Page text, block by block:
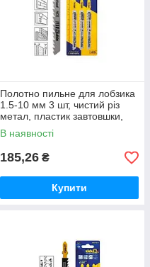
Полотно пильне для лобзика
1.5-10 мм 3 шт, чистий різ
метал, пластик завтовшки,
зуб 1.2-2.5, T123X Progres
ТМ
В наявності
185,26 ₴
Купити